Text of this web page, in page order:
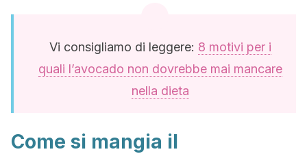
Vi consigliamo di leggere: 8 motivi per i
quali l’avocado non dovrebbe mai mancare
nella dieta
Come si mangia il